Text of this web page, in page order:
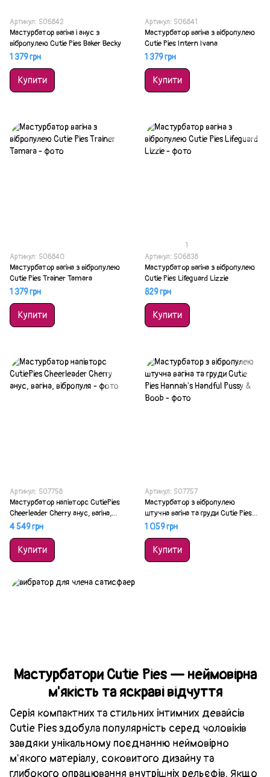
Артикул: SO6842
Мастурбатор вагіна і анус з
вібропулею Cutie Pies Baker Becky
1 379 грн
Купити
Артикул: SO6841
Мастурбатор вагіна з вібропулею
Cutie Pies Intern Ivana
1 379 грн
Купити
Артикул: SO6840
Мастурбатор вагіна з вібропулею
Cutie Pies Trainer Tamara
1 379 грн
Купити
1
Артикул: SO6838
Мастурбатор вагіна з вібропулею
Cutie Pies Lifeguard Lizzie
829 грн
Купити
Артикул: SO7758
Мастурбатор напівторс CutiePies
Cheerleader Cherry анус, вагіна,
вібропуля
4 549 грн
Купити
Артикул: SO7757
Мастурбатор з вібропулею
штучна вагіна та груди Cutie Pies
Hannah's Handful Pussy & Boob
1 059 грн
Купити
Мастурбатори Cutie Pies — неймовірна
м'якість та яскраві відчуття
Серія компактних та стильних інтимних девайсів
Cutie Pies здобула популярність серед чоловіків
завдяки унікальному поєднанню неймовірно
м'якого матеріалу, соковитого дизайну та
глибокого опрацювання внутрішніх рельєфів. Якщо